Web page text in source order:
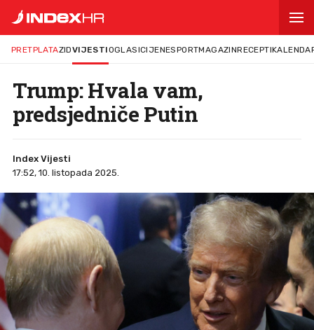
PRETPLATAZIDVIJESTIOGLASICIJENESPORTMAGAZINRECEPTI
Trump: Hvala vam,
predsjedniče Putin
Index Vijesti
17:52, 10. listopada 2025.